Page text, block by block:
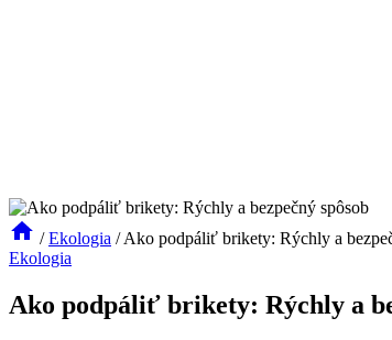
/ Ekologia / Ako podpáliť brikety: Rýchly a
Ekologia
Ako podpáliť brikety: Rýchly a